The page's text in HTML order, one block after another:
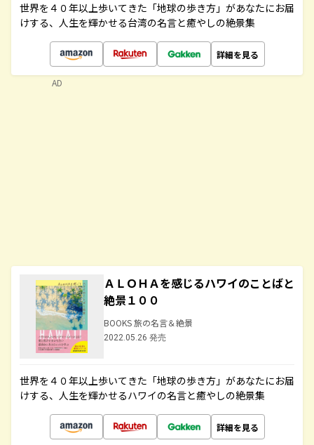
世界を４０年以上歩いてきた「地球の歩き方」があなたにお届
けする、人生を輝かせる台湾の名言と癒やしの絶景集
詳細を見る
ＡＬＯＨＡを感じるハワイのことばと
絶景１００
BOOKS 旅の名言＆絶景
2022.05.26 発売
世界を４０年以上歩いてきた「地球の歩き方」があなたにお届
けする、人生を輝かせるハワイの名言と癒やしの絶景集
詳細を見る
AD